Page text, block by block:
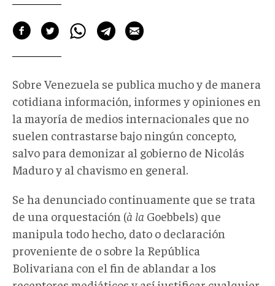
Sobre Venezuela se publica mucho y de manera
cotidiana información, informes y opiniones en
la mayoría de medios internacionales que no
suelen contrastarse bajo ningún concepto,
salvo para demonizar al gobierno de Nicolás
Maduro y al chavismo en general.
Se ha denunciado continuamente que se trata
de una orquestación (à la Goebbels) que
manipula todo hecho, dato o declaración
proveniente de o sobre la República
Bolivariana con el fin de ablandar a los